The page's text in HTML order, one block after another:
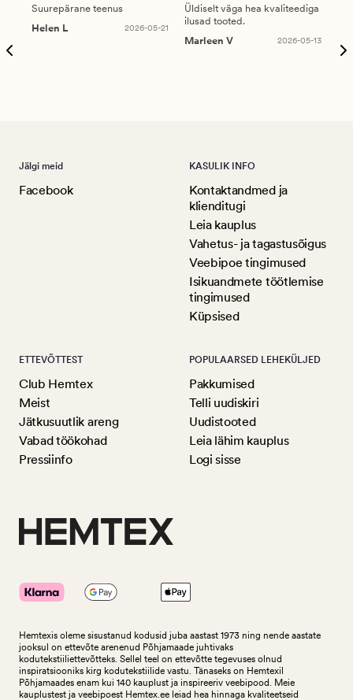
Suurepärane teenus
Helen L
2026-05-21
Üldiselt väga hea kvaliteediga
ilusad tooted.
Marleen V
2026-05-13
Jälgi meid
Facebook
KASULIK INFO
Kontaktandmed ja
klienditugi
Leia kauplus
Vahetus- ja tagastusõigus
Veebipoe tingimused
Isikuandmete töötlemise
tingimused
Küpsised
ETTEVÕTTEST
Club Hemtex
Meist
Jätkusuutlik areng
Vabad töökohad
Pressiinfo
POPULAARSED LEHEKÜLJED
Pakkumised
Telli uudiskiri
Uudistooted
Leia lähim kauplus
Logi sisse
Hemtexis oleme sisustanud kodusid juba aastast 1973 ning nende aastate
jooksul on ettevõte arenenud Põhjamaade juhtivaks
kodutekstiiliettevõtteks. Sellel teel on ettevõtte tegevuses olnud
inspiratsiooniks kirg kodutekstiilide vastu. Tänaseks on Hemtexil
Põhjamaades enam kui 140 kauplust ja inspireeriv veebipood. Meie
kauplustest ja veebipoest Hemtex.ee leiad hea hinnaga kvaliteetseid